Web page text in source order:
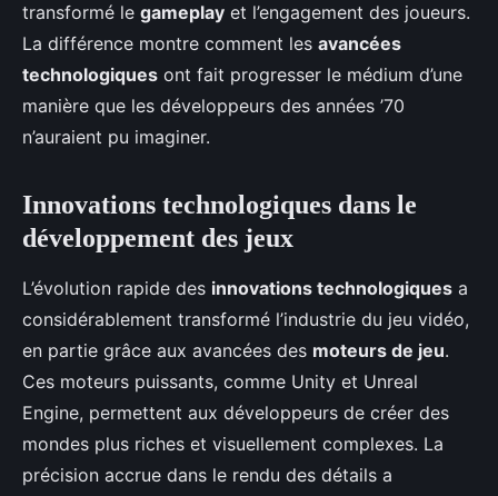
transformé le gameplay et l’engagement des joueurs.
La différence montre comment les avancées
technologiques ont fait progresser le médium d’une
manière que les développeurs des années ’70
n’auraient pu imaginer.
Innovations technologiques dans le
développement des jeux
L’évolution rapide des innovations technologiques a
considérablement transformé l’industrie du jeu vidéo,
en partie grâce aux avancées des moteurs de jeu.
Ces moteurs puissants, comme Unity et Unreal
Engine, permettent aux développeurs de créer des
mondes plus riches et visuellement complexes. La
précision accrue dans le rendu des détails a